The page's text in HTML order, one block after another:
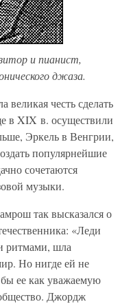
и пианист,
джаза.
великая честь сделать
в XIX в. осуществили
Эркель в Венгрии,
популярнейшие
сочетаются
музыки.
так высказался о
«Леди
ритмами, шла
Но нигде ей не
ее как уважаемую
Джордж